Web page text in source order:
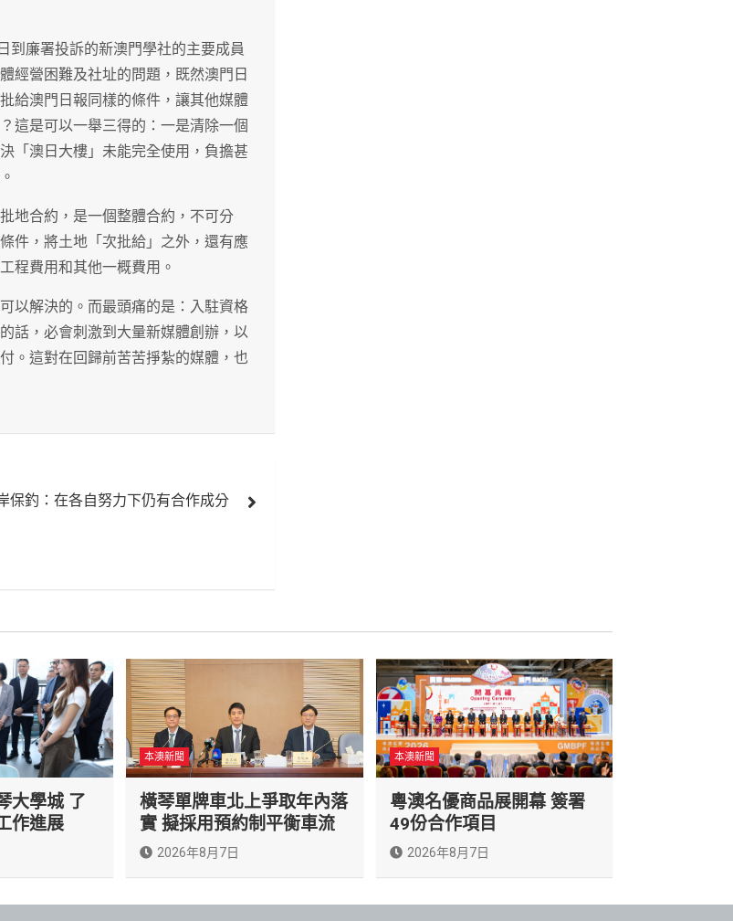
到廉署投訴的新澳門學社的主要成員
經營困難及社址的問題，既然澳門日
給澳門日報同樣的條件，讓其他媒體
這是可以一舉三得的：一是清除一個
「澳日大樓」未能完全使用，負擔甚
地合約，是一個整體合約，不可分
件，將土地「次批給」之外，還有應
程費用和其他一概費用。
以解決的。而最頭痛的是：入駐資格
話，必會刺激到大量新媒體創辦，以
。這對在回歸前苦苦掙紮的媒體，也
保釣：在各自努力下仍有合作成分
大學城 了
作進展
本澳新聞
橫琴單牌車北上爭取年內落
實 擬採用預約制平衡車流
2026年8月7日
本澳新聞
粵澳名優商品展開幕 簽署
49份合作項目
2026年8月7日